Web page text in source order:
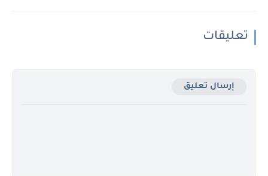
تعليقات
إرسال تعليق